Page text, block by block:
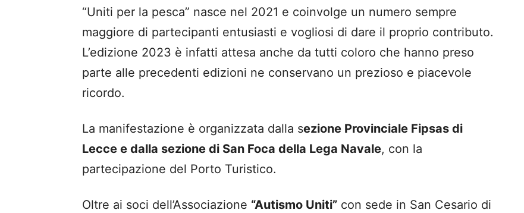
“Uniti per la pesca” nasce nel 2021 e coinvolge un numero sempre
maggiore di partecipanti entusiasti e vogliosi di dare il proprio contributo.
L’edizione 2023 è infatti attesa anche da tutti coloro che hanno preso
parte alle precedenti edizioni ne conservano un prezioso e piacevole
ricordo.
La manifestazione è organizzata dalla sezione Provinciale Fipsas di
Lecce e dalla sezione di San Foca della Lega Navale, con la
partecipazione del Porto Turistico.
Oltre ai soci dell’Associazione “Autismo Uniti” con sede in San Cesario di